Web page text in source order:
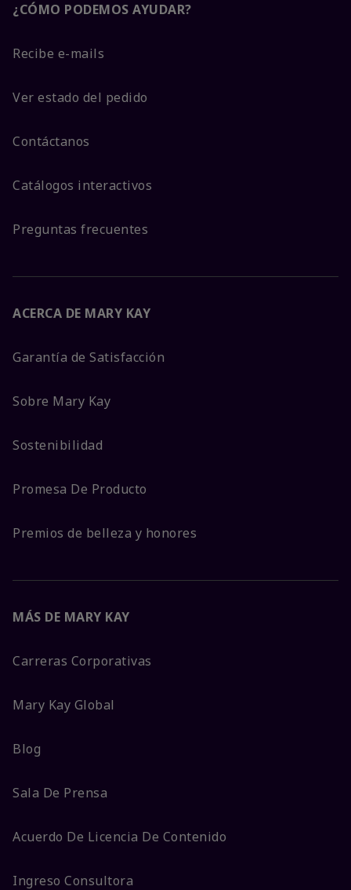
¿CÓMO PODEMOS AYUDAR?
Recibe e-mails
Ver estado del pedido
Contáctanos
Catálogos interactivos
Preguntas frecuentes
ACERCA DE MARY KAY
Garantía de Satisfacción
Sobre Mary Kay
Sostenibilidad
Promesa De Producto
Premios de belleza y honores
MÁS DE MARY KAY
Carreras Corporativas
Mary Kay Global
Blog
Sala De Prensa
Acuerdo De Licencia De Contenido
Ingreso Consultora